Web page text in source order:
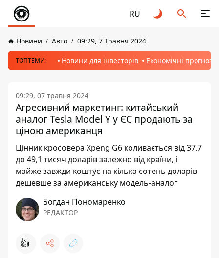
RU
Новини Авто 09:29, 7 Травня 2024
ТОПТЕМИ: Новини для інвесторів Економічні прогнози
09:29, 07 травня 2024
Агресивний маркетинг: китайський
аналог Tesla Model Y у ЄС продають за
ціною американця
Цінник кросовера Xpeng G6 коливається від 37,7
до 49,1 тисяч доларів залежно від країни, і
майже завжди коштує на кілька сотень доларів
дешевше за американську модель-аналог
Богдан Пономаренко
РЕДАКТОР
👍